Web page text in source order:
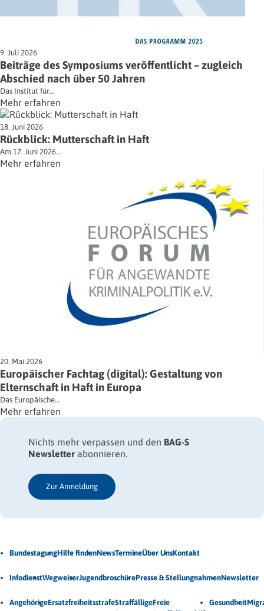
9. Juli 2026
Beiträge des Symposiums veröffentlicht – zugleich
Abschied nach über 50 Jahren
Das Institut für…
Mehr erfahren
18. Juni 2026
Rückblick: Mutterschaft in Haft
Am 17. Juni 2026…
Mehr erfahren
20. Mai 2026
Europäischer Fachtag (digital): Gestaltung von
Elternschaft in Haft in Europa
Das Europäische…
Mehr erfahren
Nichts mehr verpassen und den BAG-S
Newsletter abonnieren.
Zur Anmeldung
BundestagungHilfe findenNewsTermineÜber UnsKontakt
InfodienstWegweiserJugendbroschürePresse & StellungnahmenNewsletter
AngehörigeErsatzfreiheitsstrafeStraffälligeFreie
Gesundheit